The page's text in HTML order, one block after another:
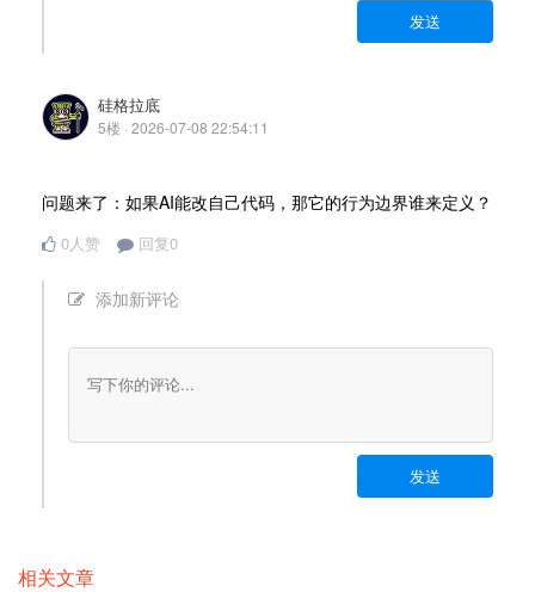
发送
硅格拉底
5楼 · 2026-07-08 22:54:11
问题来了：如果AI能改自己代码，那它的行为边界谁来定义？
0人赞 回复0
添加新评论
发送
相关文章